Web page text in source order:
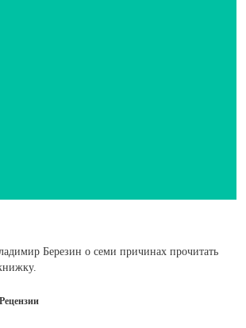
Березин о семи причинах прочитать
Рецензии